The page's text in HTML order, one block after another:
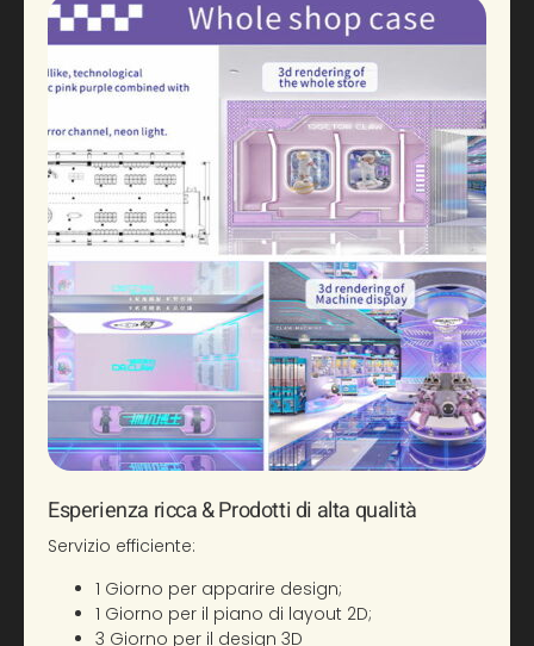
Esperienza ricca & Prodotti di alta qualità
Servizio efficiente:
1 Giorno per apparire design;
1 Giorno per il piano di layout 2D;
3 Giorno per il design 3D